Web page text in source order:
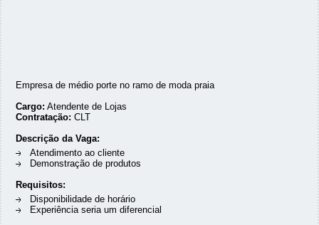
Empresa de médio porte no ramo de moda praia
Cargo: Atendente de Lojas
Contratação: CLT
Descrição da Vaga:
Atendimento ao cliente
Demonstração de produtos
Requisitos:
Disponibilidade de horário
Experiência seria um diferencial